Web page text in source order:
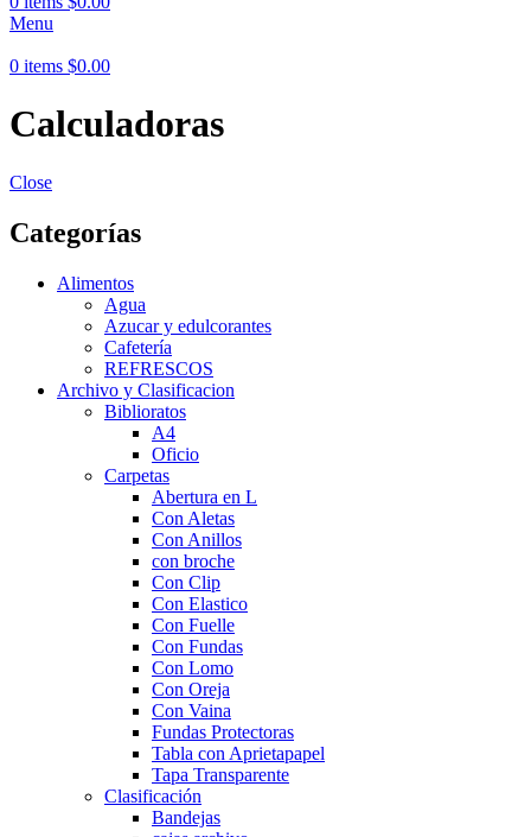
Menu
0 items $0.00
Calculadoras
Close
Categorías
Alimentos
Agua
Azucar y edulcorantes
Cafetería
REFRESCOS
Archivo y Clasificacion
Biblioratos
A4
Oficio
Carpetas
Abertura en L
Con Aletas
Con Anillos
con broche
Con Clip
Con Elastico
Con Fuelle
Con Fundas
Con Lomo
Con Oreja
Con Vaina
Fundas Protectoras
Tabla con Aprietapapel
Tapa Transparente
Clasificación
Bandejas